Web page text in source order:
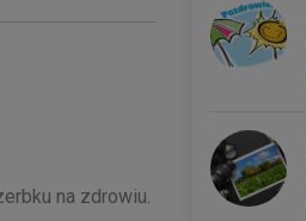
na zdrowiu.